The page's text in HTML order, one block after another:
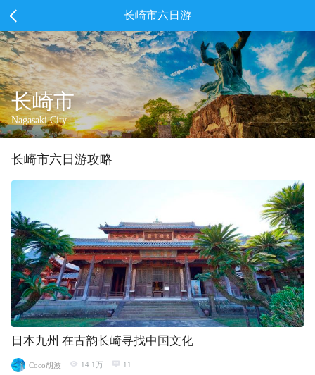
长崎市六日游
长崎市
Nagasaki City
长崎市六 日游攻略
日本九州 在古韵长崎寻找中国文化
Coco胡波 14.1万 11